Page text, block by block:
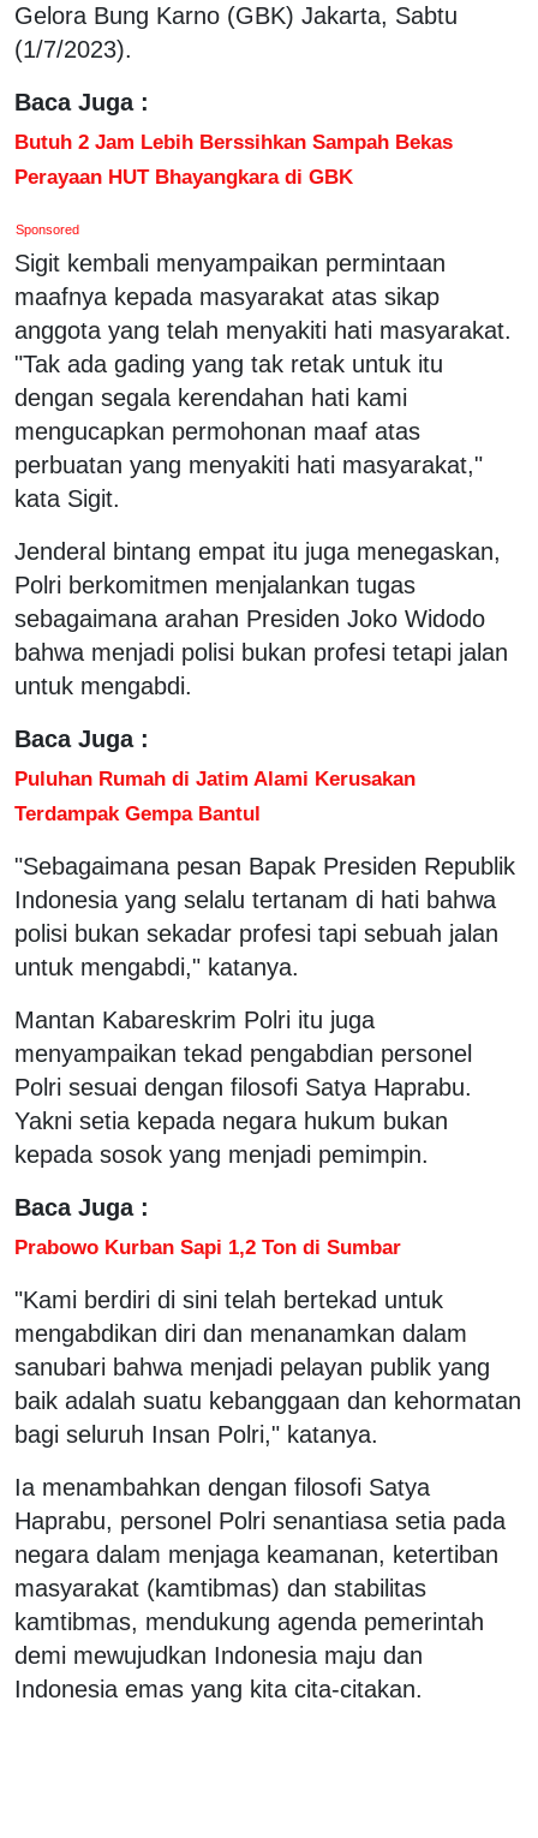
Gelora Bung Karno (GBK) Jakarta, Sabtu
(1/7/2023).
Baca Juga :
Butuh 2 Jam Lebih Berssihkan Sampah Bekas
Perayaan HUT Bhayangkara di GBK
Sponsored
Sigit kembali menyampaikan permintaan
maafnya kepada masyarakat atas sikap
anggota yang telah menyakiti hati masyarakat.
"Tak ada gading yang tak retak untuk itu
dengan segala kerendahan hati kami
mengucapkan permohonan maaf atas
perbuatan yang menyakiti hati masyarakat,"
kata Sigit.
Jenderal bintang empat itu juga menegaskan,
Polri berkomitmen menjalankan tugas
sebagaimana arahan Presiden Joko Widodo
bahwa menjadi polisi bukan profesi tetapi jalan
untuk mengabdi.
Baca Juga :
Puluhan Rumah di Jatim Alami Kerusakan
Terdampak Gempa Bantul
"Sebagaimana pesan Bapak Presiden Republik
Indonesia yang selalu tertanam di hati bahwa
polisi bukan sekadar profesi tapi sebuah jalan
untuk mengabdi," katanya.
Mantan Kabareskrim Polri itu juga
menyampaikan tekad pengabdian personel
Polri sesuai dengan filosofi Satya Haprabu.
Yakni setia kepada negara hukum bukan
kepada sosok yang menjadi pemimpin.
Baca Juga :
Prabowo Kurban Sapi 1,2 Ton di Sumbar
"Kami berdiri di sini telah bertekad untuk
mengabdikan diri dan menanamkan dalam
sanubari bahwa menjadi pelayan publik yang
baik adalah suatu kebanggaan dan kehormatan
bagi seluruh Insan Polri," katanya.
Ia menambahkan dengan filosofi Satya
Haprabu, personel Polri senantiasa setia pada
negara dalam menjaga keamanan, ketertiban
masyarakat (kamtibmas) dan stabilitas
kamtibmas, mendukung agenda pemerintah
demi mewujudkan Indonesia maju dan
Indonesia emas yang kita cita-citakan.